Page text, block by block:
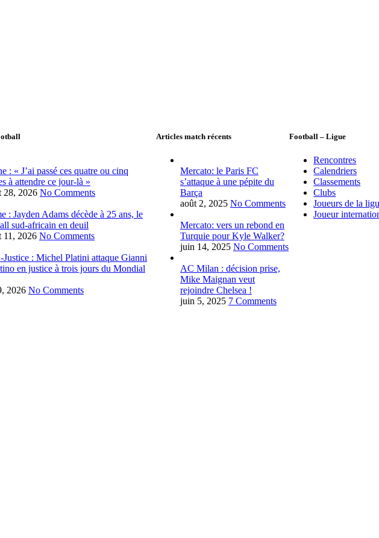
: « J’ai passé ces quatre ou cinq
à attendre ce jour-là »
28, 2026 No Comments
: Jayden Adams décède à 25 ans, le
sud-africain en deuil
11, 2026 No Comments
: Michel Platini attaque Gianni
en justice à trois jours du Mondial
2026 No Comments
Articles match récents
Mercato: le Paris FC
s’attaque à une pépite du
Barça
août 2, 2025 No Comments
Mercato: vers un rebond en
Turquie pour Kyle Walker?
juin 14, 2025 No Comments
AC Milan : décision prise,
Mike Maignan veut
rejoindre Chelsea !
juin 5, 2025 7 Comments
Football – Ligue
Rencontres
Calendriers
Classements
Clubs
Joueurs de la
Joueur